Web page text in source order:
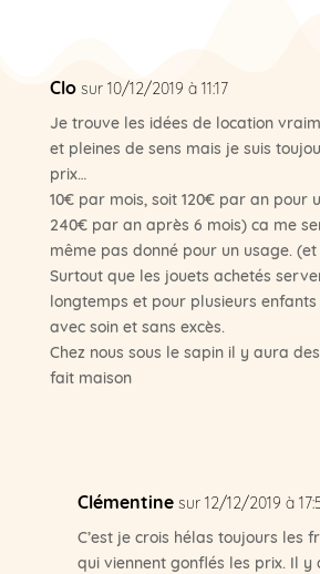
Clo sur 10/12/2019 à 11:17
Je trouve les idées de location
et pleines de sens mais je suis
prix…
10€ par mois, soit 120€ par an pour
240€ par an après 6 mois) ca me
même pas donné pour un usage. (et
Surtout que les jouets achetés
longtemps et pour plusieurs enfants
avec soin et sans excès.
Chez nous sous le sapin il y aura
fait maison
Clémentine sur 12/12/2019 à
C’est je crois hélas toujours les
qui viennent gonflés les prix. Il y